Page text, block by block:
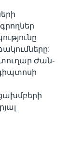
Ժան-